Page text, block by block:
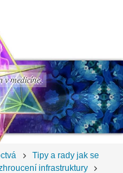
v medicíne.
Tipy a rady jak se
infrastruktury